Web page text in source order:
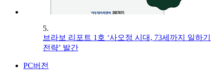
5.
브라보 리포트 1호 ‘사오정 시대, 73세까지 일하기
전략’ 발간
PC버전